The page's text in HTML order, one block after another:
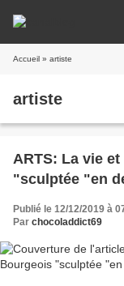
Accueil » artiste
artiste
ARTS: La vie
"sculptée "en
Publié le 12/12/2019 à
Par chocoladdict69